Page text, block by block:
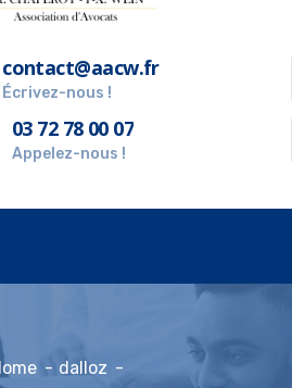
contact@aacw.fr
Écrivez-nous !
03 72 78 00 07
Appelez-nous !
dalloz